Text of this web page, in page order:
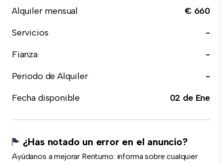
Alquiler mensual
€ 660
Servicios
-
Fianza
-
Periodo de Alquiler
-
Fecha disponible
02 de Ene
¿Has notado un error en el anuncio?
Ayúdanos a mejorar Rentumo: informa sobre cualquier